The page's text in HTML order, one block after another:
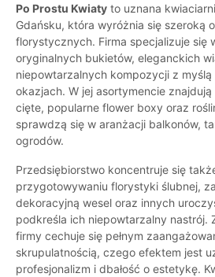
Po Prostu Kwiaty to uznana
Gdańsku, która wyróżnia się szeroką
florystycznych. Firma specjalizuje się
oryginalnych bukietów, eleganckich
niepowtarzalnych kompozycji z
okazjach. W jej asortymencie
cięte, popularne flower boxy oraz
sprawdzą się w aranżacji balkonów,
ogrodów.
Przedsiębiorstwo koncentruje się
przygotowywaniu florystyki ślubnej,
dekoracyjną wesel oraz innych
podkreśla ich niepowtarzalny nastrój.
firmy cechuje się pełnym
skrupulatnością, czego efektem jest
profesjonalizm i dbałość o estetykę.